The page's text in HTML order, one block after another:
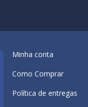
Minha conta
Como Comprar
Política de entregas